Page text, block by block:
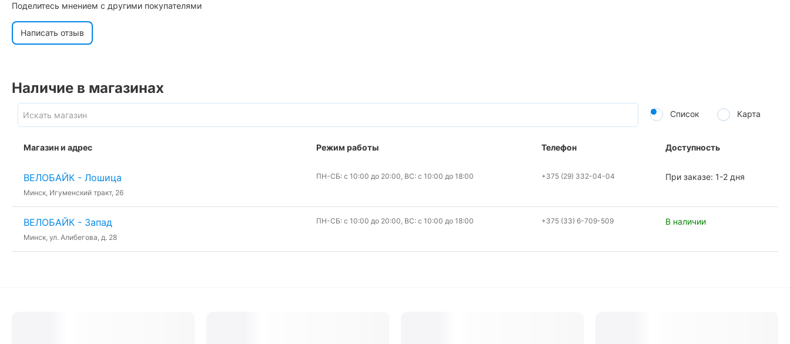
Поделитесь мнением с другими покупателями
Написать отзыв
Наличие в магазинах
Список Карта
Магазин и адрес Режим работы Телефон Доступность
ВЕЛОБАЙК - Лошица
Минск, Игуменский тракт, 26
ПН-СБ: с 10:00 до 20:00, ВС: с 10:00 до 18:00 +375 (29) 332-04-04 При заказе: 1-2 дня
ВЕЛОБАЙК - Запад
Минск, ул. Алибегова, д. 28
ПН-СБ: с 10:00 до 20:00, ВС: с 10:00 до 18:00 +375 (33) 6-709-509 В наличии